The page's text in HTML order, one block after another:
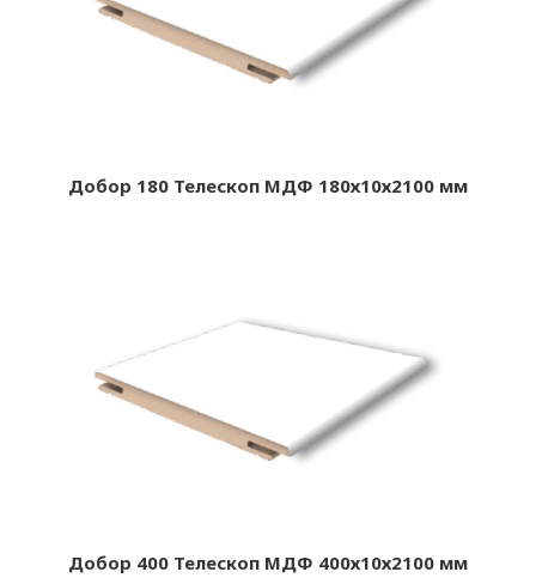
Добор 180 Телескоп МДФ 180х10х2100 мм
Добор 400 Телескоп МДФ 400х10х2100 мм